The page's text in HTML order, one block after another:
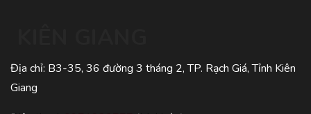
Địa chỉ: B3-35, 36 đường 3 tháng 2, TP. Rạch Giá, Tỉnh Kiên
Giang